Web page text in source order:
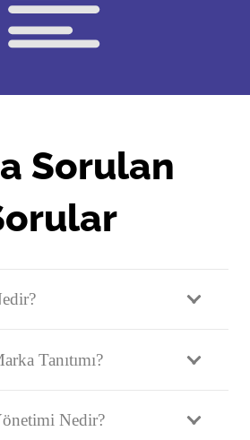
Sorulan
Tanıtımı?
Nedir?